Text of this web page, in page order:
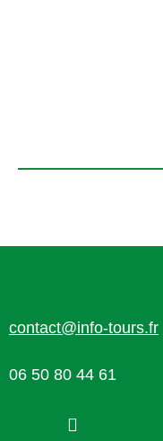
contact@info-tours.fr
06 50 80 44 61